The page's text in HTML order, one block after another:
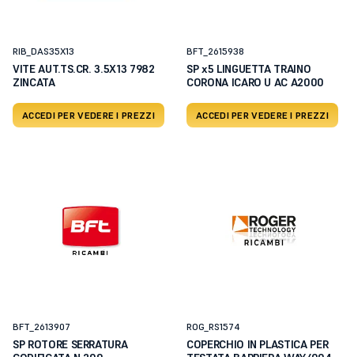
RIB_DAS35X13
VITE AUT.TS.CR. 3.5X13 7982
ZINCATA
ACCEDI PER VEDERE I PREZZI
BFT_2615938
SP x5 LINGUETTA TRAINO
CORONA ICARO U AC A2000
ACCEDI PER VEDERE I PREZZI
BFT_2613907
SP ROTORE SERRATURA
ROG_RS1574
COPERCHIO IN PLASTICA PER